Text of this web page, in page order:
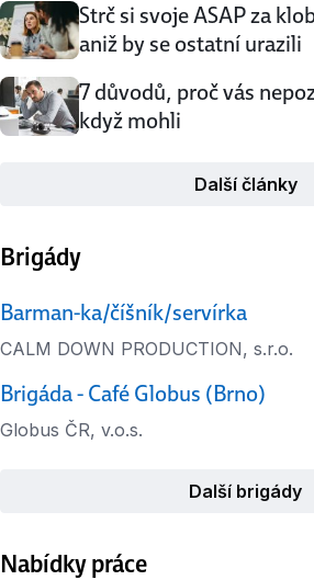
Strč si svoje ASAP za
aniž by se ostatní urazili
7 důvodů, proč vás
když mohli
Další články
Brigády
Barman-ka/číšník/servírka
CALM DOWN PRODUCTION, s.r.o.
Brigáda - Café Globus (Brno)
Globus ČR, v.o.s.
Další brigády
Nabídky práce